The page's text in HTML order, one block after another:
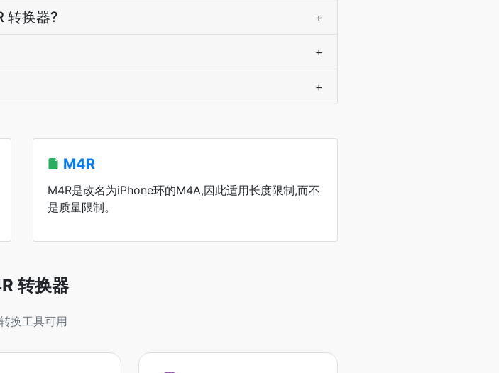
转换器? +
+
+
M4R
M4R是改名为iPhone环的M4A,因此适用长度限制,而不
是质量限制。
转换器
换工具可用